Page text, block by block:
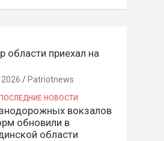
области приехал на
2026 Patriotnews
ПОСЛЕДНИЕ НОВОСТИ
вокзалов
обновили в
области